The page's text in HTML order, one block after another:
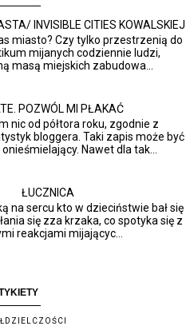
INVISIBLE CITIES KOWALSKIEJ
miasto? Czy tylko przestrzenią do
mijanych codziennie ludzi,
masą miejskich zabudowa...
POZWÓL MI PŁAKAĆ
nic od półtora roku, zgodnie z
bloggera. Taki zapis może być
Nawet dla tak...
ŁUCZNICA
na sercu kto w dzieciństwie bał się
się zza krzaka, co spotyka się z
reakcjami mijającyc...